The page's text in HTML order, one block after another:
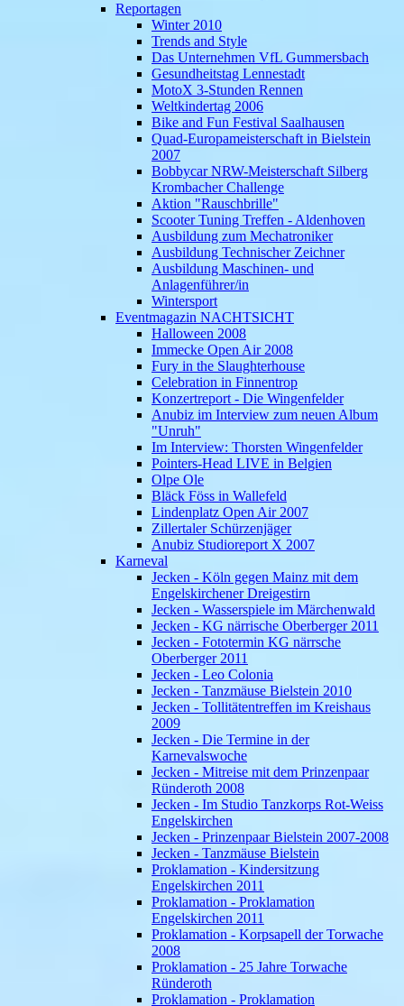
Reportagen
Winter 2010
Trends and Style
Das Unternehmen VfL Gummersbach
Gesundheitstag Lennestadt
MotoX 3-Stunden Rennen
Weltkindertag 2006
Bike and Fun Festival Saalhausen
Quad-Europameisterschaft in Bielstein
2007
Bobbycar NRW-Meisterschaft Silberg
Krombacher Challenge
Aktion "Rauschbrille"
Scooter Tuning Treffen - Aldenhoven
Ausbildung zum Mechatroniker
Ausbildung Technischer Zeichner
Ausbildung Maschinen- und
Anlagenführer/in
Wintersport
Eventmagazin NACHTSICHT
Halloween 2008
Immecke Open Air 2008
Fury in the Slaughterhouse
Celebration in Finnentrop
Konzertreport - Die Wingenfelder
Anubiz im Interview zum neuen Album
"Unruh"
Im Interview: Thorsten Wingenfelder
Pointers-Head LIVE in Belgien
Olpe Ole
Bläck Föss in Wallefeld
Lindenplatz Open Air 2007
Zillertaler Schürzenjäger
Anubiz Studioreport X 2007
Karneval
Jecken - Köln gegen Mainz mit dem
Engelskirchener Dreigestirn
Jecken - Wasserspiele im Märchenwald
Jecken - KG närrische Oberberger 2011
Jecken - Fototermin KG närrsche
Oberberger 2011
Jecken - Leo Colonia
Jecken - Tanzmäuse Bielstein 2010
Jecken - Tollitätentreffen im Kreishaus
2009
Jecken - Die Termine in der
Karnevalswoche
Jecken - Mitreise mit dem Prinzenpaar
Ründeroth 2008
Jecken - Im Studio Tanzkorps Rot-Weiss
Engelskirchen
Jecken - Prinzenpaar Bielstein 2007-2008
Jecken - Tanzmäuse Bielstein
Proklamation - Kindersitzung
Engelskirchen 2011
Proklamation - Proklamation
Engelskirchen 2011
Proklamation - Korpsapell der Torwache
2008
Proklamation - 25 Jahre Torwache
Ründeroth
Proklamation - Proklamation